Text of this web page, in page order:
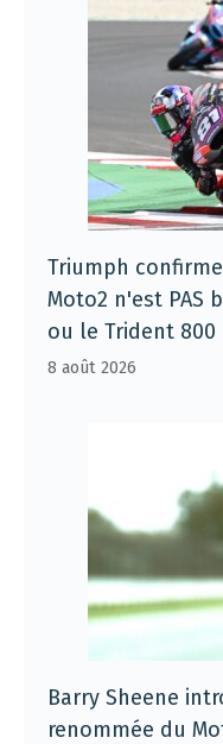
Triumph
Moto2 n'est PAS
ou le Trident 800
8 août 2026
Barry Sheene
renommée du